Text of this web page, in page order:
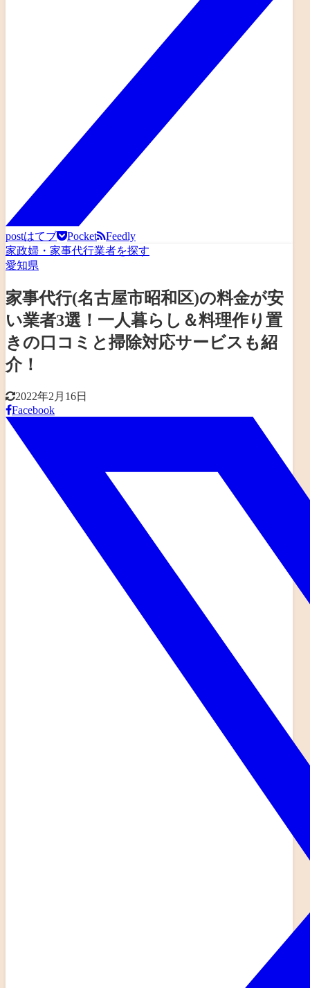
postはてブ Pocket
Feedly
家政婦・家事代行業者を探す
愛知県
家事代行(名古屋市昭和区)の料金が安
い業者3選！一人暮らし＆料理作り置
きの口コミと掃除対応サービスも紹
介！
2022年2月16日
Facebook